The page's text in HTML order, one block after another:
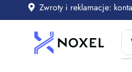
Zwroty i reklamacje: